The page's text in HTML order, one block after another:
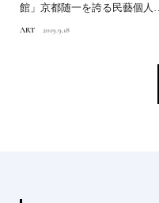
館」京都随一を誇る民藝個人コ
ART 2019.9.18